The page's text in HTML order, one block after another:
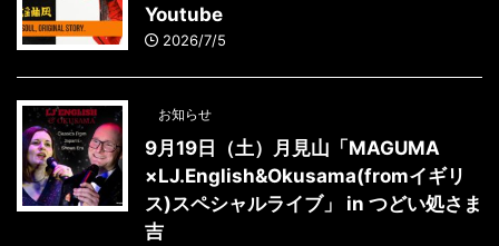
Youtube
2026/7/5
お知らせ
9月19日（土）月見山「MAGUMA
×LJ.English&Okusama(fromイギリ
ス)スペシャルライブ」 in つどい処さま
吉